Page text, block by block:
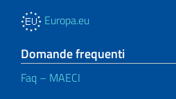
Europa.eu
Domande frequenti
Faq – MAECI